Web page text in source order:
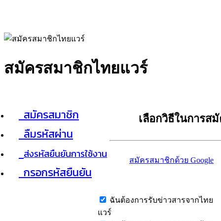
สมัครสมาชิกไทยแวร์
สมัครสมาชิก
ลืมรหัสผ่าน
ส่งรหัสยืนยันการใช้งาน
กรอกรหัสยืนยัน
เลือกวิธีในการส
สมัครสมาชิกด้วย Google
ฉันต้องการรับข่าวสารจากไทย
แวร์